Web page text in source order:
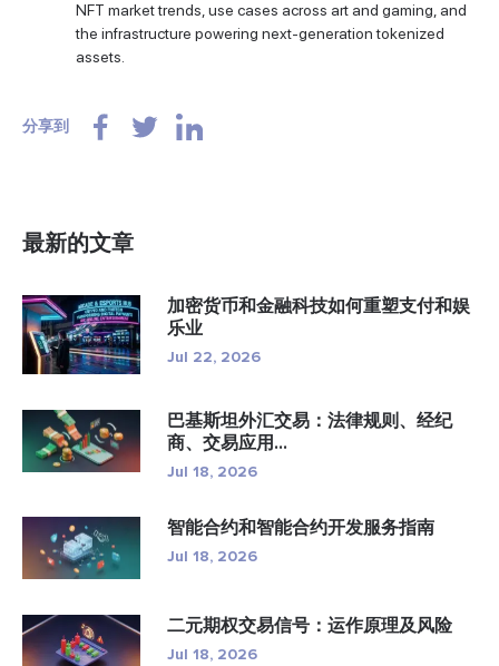
NFT market trends, use cases across art and gaming, and
the infrastructure powering next-generation tokenized
assets.
分享到
最新的文章
加密货币和金融科技如何重塑支付和娱
乐业
Jul 22, 2026
巴基斯坦外汇交易：法律规则、经纪
商、交易应用...
Jul 18, 2026
智能合约和智能合约开发服务指南
Jul 18, 2026
二元期权交易信号：运作原理及风险
Jul 18, 2026